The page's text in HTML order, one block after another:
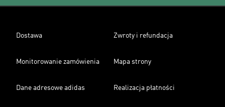
Dostawa Zwroty i refundacja
Monitorowanie zamówienia Mapa strony
Dane adresowe adidas Realizacja płatności